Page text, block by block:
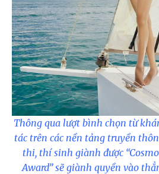
Thông qua lượt bình chọn từ
tác trên các nền tảng truyền
thi, thí sinh giành được
Award” sẽ giành quyền vào